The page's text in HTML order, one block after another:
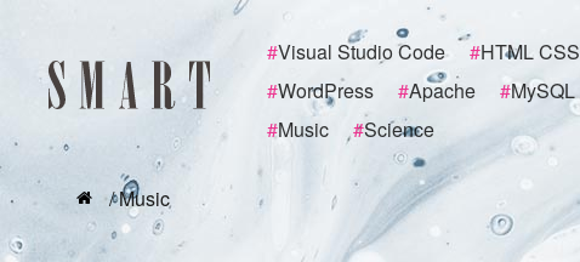
#Visual Studio Code #HTML CSS
#WordPress #Apache #MySQL
#Music #Science
/ Music